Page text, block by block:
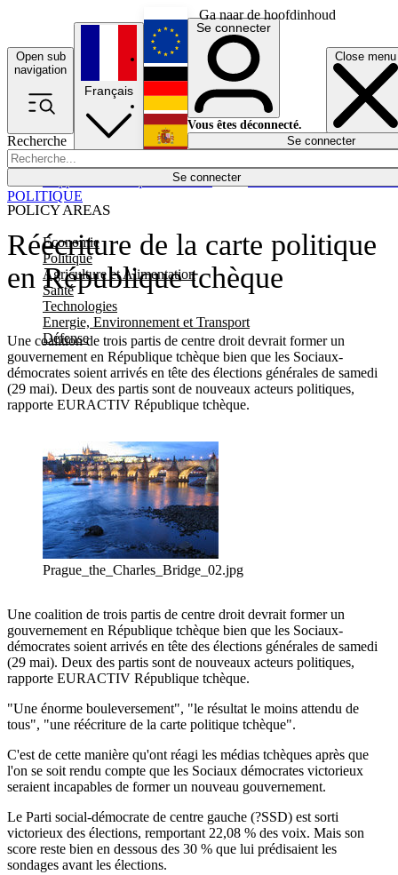
Ga naar de hoofdinhoud
Open sub
navigation
Close menu
Recherche
Se connecter
POLICY AREAS
Economie
Politique
Agriculture et Alimentation
Santé
Technologies
Energie, Environnement et Transport
Défense
Économie
Français
English
Deutsch
Español
Se connecter
Vous êtes déconnecté.
Se connecter
Réécriture de la carte politique
en République tchèque
Une coalition de trois partis de centre droit devrait former un
gouvernement en République tchèque bien que les Sociaux-
démocrates soient arrivés en tête des élections générales de samedi
(29 mai). Deux des partis sont de nouveaux acteurs politiques,
rapporte EURACTIV République tchèque.
POLITIQUE
Prague_the_Charles_Bridge_02.jpg
Une coalition de trois partis de centre droit devrait former un
gouvernement en République tchèque bien que les Sociaux-
démocrates soient arrivés en tête des élections générales de samedi
(29 mai). Deux des partis sont de nouveaux acteurs politiques,
rapporte EURACTIV République tchèque.
"Une énorme bouleversement", "le résultat le moins attendu de
tous", "une réécriture de la carte politique tchèque".
C'est de cette manière qu'ont réagi les médias tchèques après que
l'on se soit rendu compte que les Sociaux démocrates victorieux
seraient incapables de former un nouveau gouvernement.
Le Parti social-démocrate de centre gauche (?SSD) est sorti
victorieux des élections, remportant 22,08 % des voix. Mais son
score reste bien en dessous des 30 % que lui prédisaient les
sondages avant les élections.